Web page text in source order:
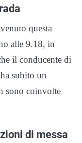
questa
alle 9.18, in
il conducente di
subito un
sono coinvolte
di messa